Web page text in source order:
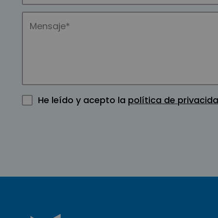
He leído y acepto la política de